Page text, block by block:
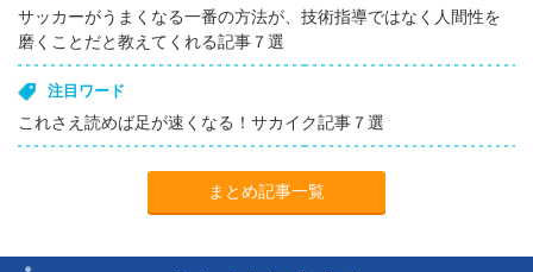
サッカーがうまくなる一番の方法が、技術指導ではなく人間性を
磨くことだと教えてくれる記事７選
注目ワード
これさえ読めば足が速くなる！サカイク記事７選
まとめ記事一覧